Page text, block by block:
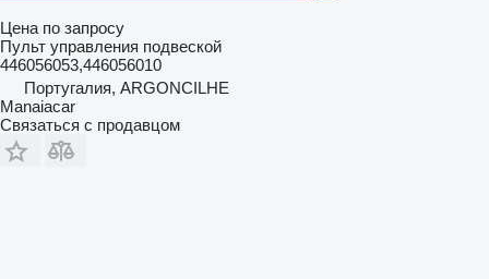
Цена по запросу
Пульт управления подвеской
446056053,446056010
Португалия, ARGONCILHE
Manaiacar
Связаться с продавцом